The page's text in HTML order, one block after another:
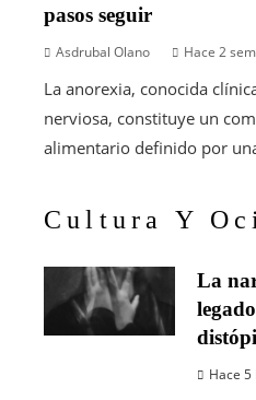
pasos seguir
Asdrubal Olano Hace 2
La anorexia, conocida
nerviosa, constituye un
alimentario definido por
Cultura Y
La
Hace 5